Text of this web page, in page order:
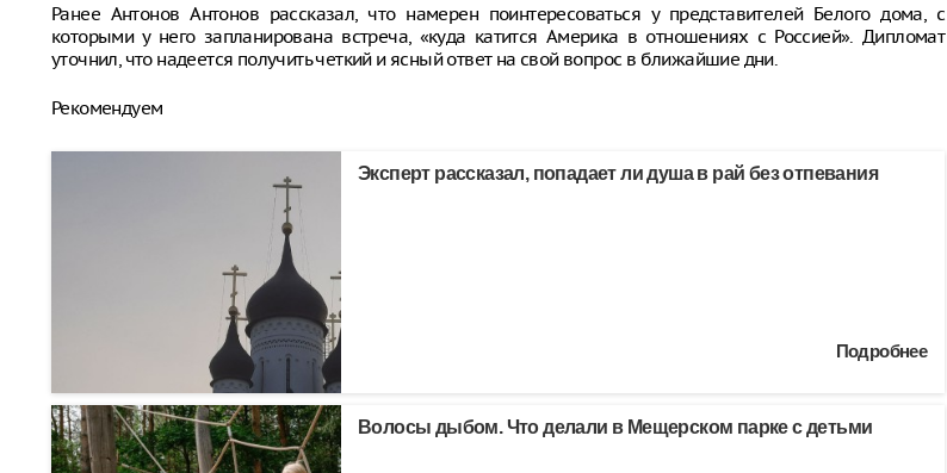
Ранее Антонов Антонов рассказал, что намерен поинтересоваться у представителей Белого дома, с
которыми у него запланирована встреча, «куда катится Америка в отношениях с Россией». Дипломат
уточнил, что надеется получить четкий и ясный ответ на свой вопрос в ближайшие дни.
Рекомендуем
Эксперт рассказал, попадает ли душа в рай без отпевания
Подробнее
Волосы дыбом. Что делали в Мещерском парке с детьми